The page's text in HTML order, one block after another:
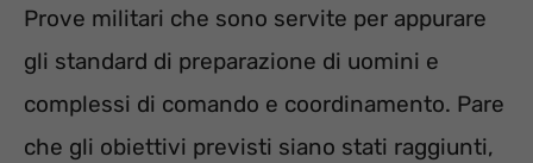
Prove militari che sono servite per appurare
gli standard di preparazione di uomini e
complessi di comando e coordinamento. Pare
che gli obiettivi previsti siano stati raggiunti,